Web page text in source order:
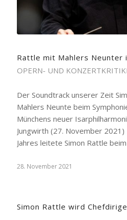
Rattle mit Mahlers Neunter
OPERN- UND
Der Soundtrack unserer Zeit
Mahlers Neunte beim
Münchens neuer
Jungwirth (27. November
Jahres leitete Simon Rattle
28. November 2021
Simon Rattle wird